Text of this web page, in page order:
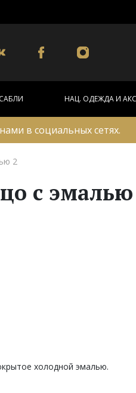
НАЦ. ОДЕЖДА И
в социальных сетях.
2
с
холодной эмалью.